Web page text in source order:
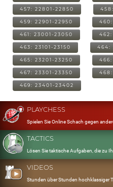
457: 22801-22850
459: 22901-22950
461: 23001-23050 462:
463: 23101-23150 464:
465: 23201-23250 466:
467: 23301-23350
469: 23401-23402
PLAYCHESS
Spielen Sie Online Schach gegen
TACTICS
Lösen Sie taktische Aufgaben, die zu
VIDEOS
Stunden über Stunden hochklassiger